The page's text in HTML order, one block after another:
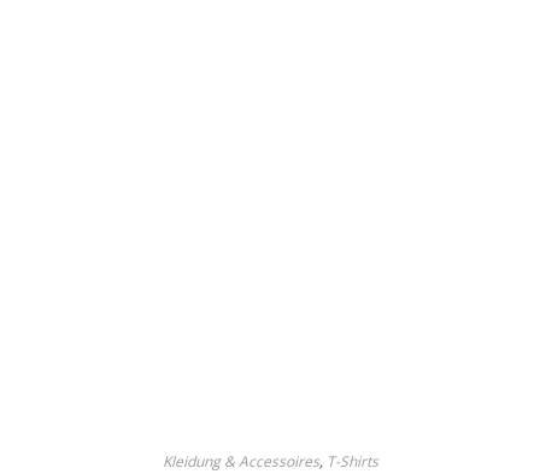
Kleidung & Accessoires, T-Shirts